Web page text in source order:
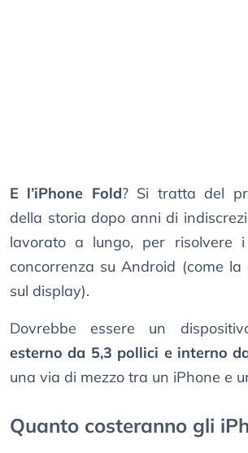
E l’iPhone Fold? Si tratta del
della storia dopo anni di
lavorato a lungo, per risolvere
concorrenza su Android (come la
sul display).
Dovrebbe essere un
esterno da 5,3 pollici e interno
una via di mezzo tra un iPhone e
Quanto costeranno gli